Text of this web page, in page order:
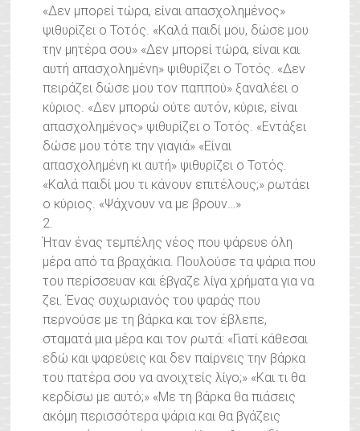
«Δεν μπορεί τώρα, είναι απασχολημένος»
ψιθυρίζει ο Τοτός. «Καλά παιδί μου, δώσε μου
την μητέρα σου» «Δεν μπορεί τώρα, είναι και
αυτή απασχολημένη» ψιθυρίζει ο Τοτός. «Δεν
πειράζει δώσε μου τον παππού» ξαναλέει ο
κύριος. «Δεν μπορώ ούτε αυτόν, κύριε, είναι
απασχολημένος» ψιθυρίζει ο Τοτός. «Εντάξει
δώσε μου τότε την γιαγιά» «Είναι
απασχολημένη κι αυτή» ψιθυρίζει ο Τοτός.
«Καλά παιδί μου τι κάνουν επιτέλους;» ρωτάει
ο κύριος. «Ψάχνουν να με βρουν…»
2.
Ήταν ένας τεμπέλης νέος που ψάρευε όλη
μέρα από τα βραχάκια. Πουλούσε τα ψάρια που
του περίσσευαν και έβγαζε λίγα χρήματα για να
ζει. Ένας συχωριανός του ψαράς που
περνούσε με τη βάρκα και τον έβλεπε,
σταματά μια μέρα και τον ρωτά: «Γιατί κάθεσαι
εδώ και ψαρεύεις και δεν παίρνεις την βάρκα
του πατέρα σου να ανοιχτείς λίγο;» «Και τι θα
κερδίσω με αυτό;» «Με τη βάρκα θα πιάσεις
ακόμη περισσότερα ψάρια και θα βγάζεις